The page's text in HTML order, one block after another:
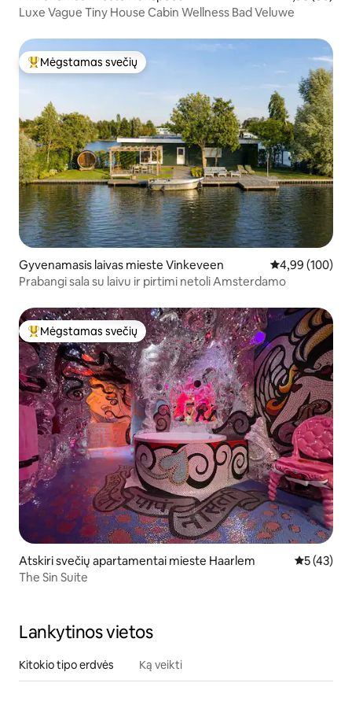
Luxe Vague Tiny House Cabin Wellness Bad Veluwe
Svečių mėgstamiausias
Mėgstamas svečių
Gyvenamasis laivas mieste Vinkeveen Vidutinis
4,99 (100)
Prabangi sala su laivu ir pirtimi netoli Amsterdamo
Svečių mėgstamiausias
Mėgstamas svečių
Atskiri svečių apartamentai mieste Haarlem Vidutinis
5 (43)
The Sin Suite
Lankytinos vietos
Kitokio tipo erdvės Ką veikti